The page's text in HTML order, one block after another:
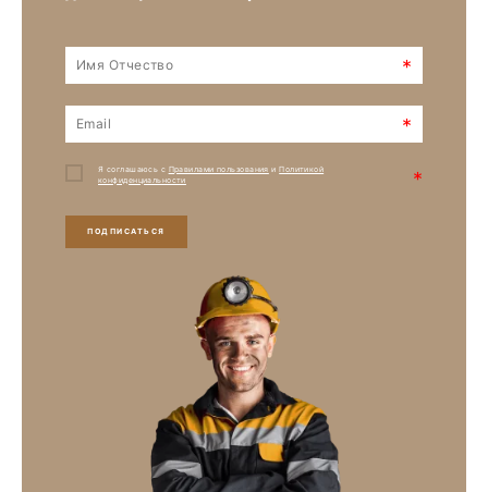
*
*
Я соглашаюсь с Правилами пользования иПолитикой
конфиденциальности
*
ПОДПИСАТЬСЯ